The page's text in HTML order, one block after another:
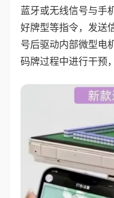
蓝牙或无线信号与手
好牌型等指令，发送
号后驱动内部微型电
码牌过程中进行干预